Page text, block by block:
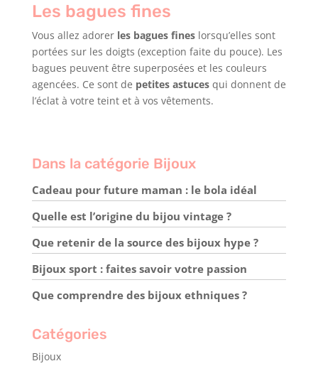
Les bagues fines
Vous allez adorer les bagues fineslorsqu’elles sont
portées sur les doigts (exception faite du pouce). Les
bagues peuvent être superposées et les couleurs
agencées. Ce sont de petites astucesqui donnent de
l’éclat à votre teint et à vos vêtements.
Dans la catégorie Bijoux
Cadeau pour future maman : le bola idéal
Quelle est l’origine du bijou vintage ?
Que retenir de la source des bijoux hype ?
Bijoux sport : faites savoir votre passion
Que comprendre des bijoux ethniques ?
Catégories
Bijoux